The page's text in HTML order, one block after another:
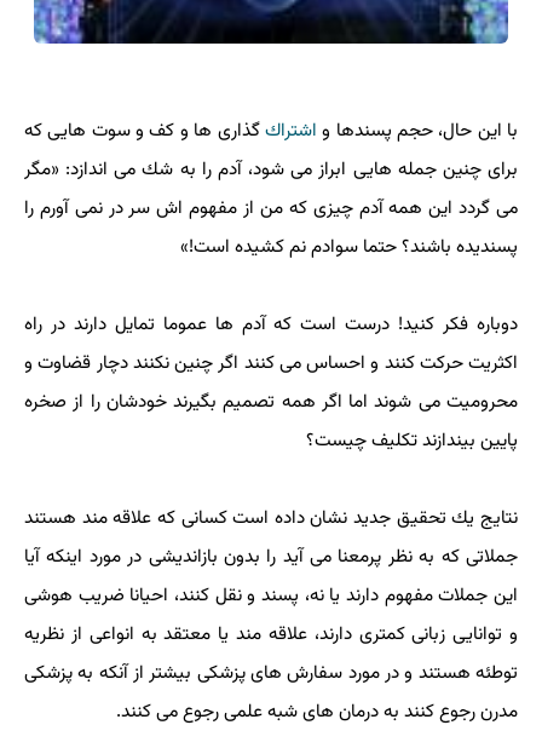
با این حال، حجم پسندها و اشتراكگذاری ها و كف و سوت هایی كه
برای چنین جمله هایی ابراز می شود، آدم را به شك می اندازد: «مگر
می گردد این همه آدم چیزی كه من از مفهوم اش سر در نمی آورم را
پسندیده باشند؟ حتما سوادم نم كشیده است!»
دوباره فكر كنید! درست است كه آدم ها عموما تمایل دارند در راه
اكثریت حركت كنند و احساس می كنند اگر چنین نكنند دچار قضاوت و
محرومیت می شوند اما اگر همه تصمیم بگیرند خودشان را از صخره
پایین بیندازند تكلیف چیست؟
نتایج یك تحقیق جدید نشان داده است كسانی كه علاقه مند هستند
جملاتی كه به نظر پرمعنا می آید را بدون بازاندیشی در مورد اینكه آیا
این جملات مفهوم دارند یا نه، پسند و نقل كنند، احیانا ضریب هوشی
و توانایی زبانی كمتری دارند، علاقه مند یا معتقد به انواعی از نظریه
توطئه هستند و در مورد سفارش های پزشكی بیشتر از آنكه به پزشكی
مدرن رجوع كنند به درمان های شبه علمی رجوع می كنند.